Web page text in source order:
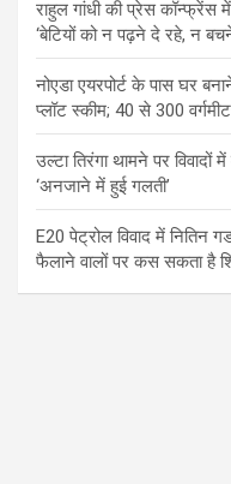
राहुल गांधी की प्रेस कॉन्फ्रेंस
‘बेटियों को न पढ़ने दे रहे, न
नोएडा एयरपोर्ट के पास घर
प्लॉट स्कीम; 40 से 300
उल्टा तिरंगा थामने पर विवादों
‘अनजाने में हुई गलती’
E20 पेट्रोल विवाद में नितिन
फैलाने वालों पर कस सकता है